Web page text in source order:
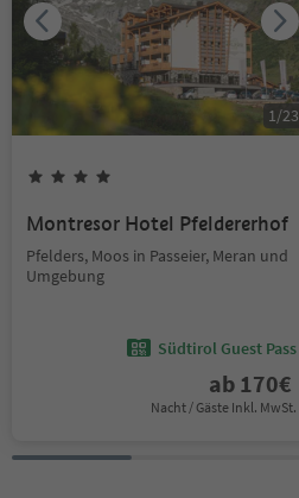
1 /23
Montresor Hotel Pfeldererhof
Pfelders, Moos in Passeier, Meran und
Umgebung
Südtirol Guest Pass
ab 170€
Nacht / Gäste Inkl. MwSt.